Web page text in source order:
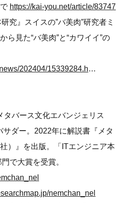
https://kai-you.net/article/83747
究』スイスの”バ美肉”研究者ミ
ら見た“バ美肉”と“カワイイ”の
https://www.famitsu.com/news/202404/15339284.html
タバース文化エバンジェリス
サダー。2022年に解説書『メタ
）』を出版。「ITエンジニア本
で大賞を受賞。
nemchan_nel